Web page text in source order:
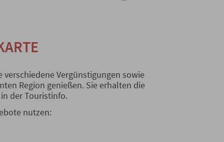
verschiedene Vergünstigungen sowie
Region genießen. Sie erhalten die
der Touristinfo.
nutzen: